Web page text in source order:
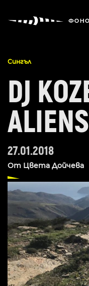
Сингъл
DJ
ALIENS
27.01.2018
От Цвета Дойчева